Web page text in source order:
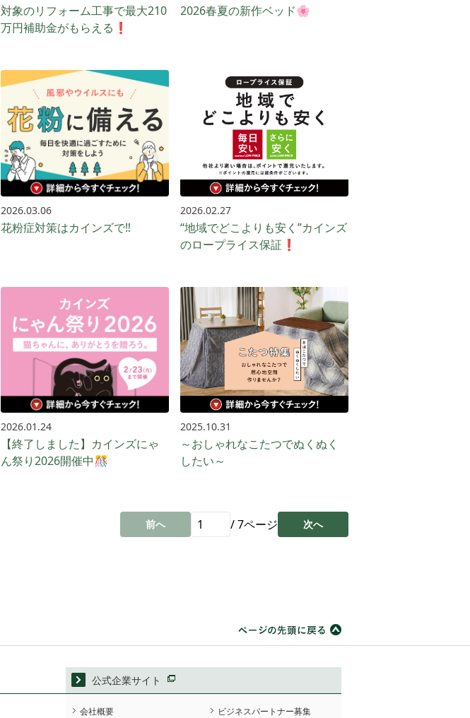
対象のリフォーム工事で最大210
万円補助金がもらえる❗
2026春夏の新作ベッド🌸
2026.03.06
花粉症対策はカインズで‼️
2026.02.27
“地域でどこよりも安く”カインズ
のロープライス保証❗️
2026.01.24
【終了しました】カインズにゃ
ん祭り2026開催中🎊
2025.10.31
～おしゃれなこたつでぬくぬく
したい～
前へ /7ページ 次へ
公式企業サイト
会社概要 ビジネスパートナー募集